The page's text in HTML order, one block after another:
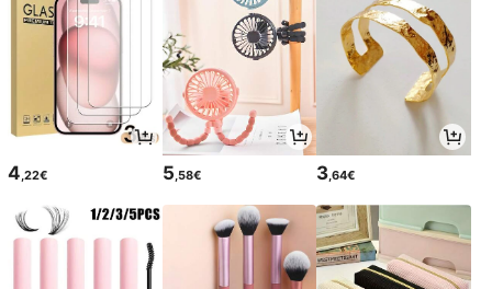
4,22€ 5,58€ 3,64€